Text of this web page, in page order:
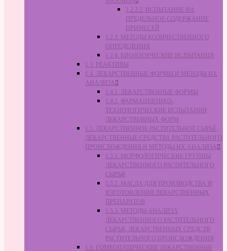
1.2.2.2. ИСПЫТАНИЕ НА
ПРЕДЕЛЬНОЕ СОДЕРЖАНИЕ
ПРИМЕСЕЙ
1.2.3. МЕТОДЫ КОЛИЧЕСТВЕННОГО
ОПРЕДЕЛЕНИЯ
1.2.4. БИОЛОГИЧЕСКИЕ ИСПЫТАНИЯ
1.3. РЕАКТИВЫ
1.4. ЛЕКАРСТВЕННЫЕ ФОРМЫ И МЕТОДЫ ИХ
АНАЛИЗА
1.4.1. ЛЕКАРСТВЕННЫЕ ФОРМЫ
1.4.2. ФАРМАЦЕВТИКО-
ТЕХНОЛОГИЧЕСКИЕ ИСПЫТАНИЯ
ЛЕКАРСТВЕННЫХ ФОРМ
1.5. ЛЕКАРСТВЕННОЕ РАСТИТЕЛЬНОЕ СЫРЬЁ,
ЛЕКАРСТВЕННЫЕ СРЕДСТВА РАСТИТЕЛЬНОГО
ПРОИСХОЖДЕНИЯ И МЕТОДЫ ИХ АНАЛИЗА
1.5.1. МОРФОЛОГИЧЕСКИЕ ГРУППЫ
ЛЕКАРСТВЕННОГО РАСТИТЕЛЬНОГО
СЫРЬЯ
1.5.2. МАСЛА ДЛЯ ПРОИЗВОДСТВА И
ИЗГОТОВЛЕНИЯ ЛЕКАРСТВЕННЫХ
ПРЕПАРАТОВ
1.5.3. МЕТОДЫ АНАЛИЗА
ЛЕКАРСТВЕННОГО РАСТИТЕЛЬНОГО
СЫРЬЯ, ЛЕКАРСТВЕННЫХ СРЕДСТВ
РАСТИТЕЛЬНОГО ПРОИСХОЖДЕНИЯ
1.6. ГОМЕОПАТИЧЕСКИЕ ЛЕКАРСТВЕННЫЕ